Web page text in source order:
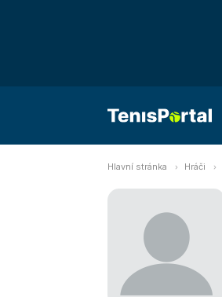
Hlavní stránka Hráči